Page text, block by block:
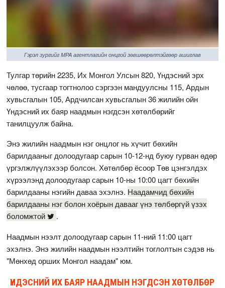
Гэрэл зургийг MPA агентлагийн онцгой зөвшөөрөлтэйгөөр ашиглав
Тулгар төрийн 2235, Их Монгол Улсын 820, Үндэсний эрх
чөлөө, тусгаар тогтнолоо сэргээн мандуулсны 115, Ардын
хувьсгалын 105, Ардчилсан хувьсгалын 36 жилийн ойн
Үндэсний их баяр наадмын нэгдсэн хөтөлбөрийг
танилцуулж байна.
Энэ жилийн наадмын нэг онцлог нь хүчит бөхийн
барилдааныг долоодугаар сарын 10-12-нд буюу гурван өдөр
үргэлжлүүлэхээр болсон. Хөтөлбөр ёсоор Төв цэнгэлдэх
хүрээлэнд долоодугаар сарын 10-ны 10:00 цагт бөхийн
барилдааны нэгийн даваа эхэлнэ. Наадамчид бөхийн
барилдааны нэг болон хоёрын давааг үнэ төлбөргүй үзэх
боломжтой
.
Наадмын нээлт долоодугаар сарын 11-ний 11:00 цагт
эхэлнэ. Энэ жилийн наадмын нээлтийн тоглолтын сэдэв нь
"Мөнхөд орших Монгол наадам" юм.
ҮНДЭСНИЙ ИХ БАЯР НААДМЫН НЭГДСЭН ХӨТӨЛБӨР